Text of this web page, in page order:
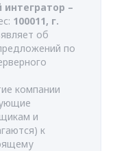
–
100011, г.
об
по
компании
и
к